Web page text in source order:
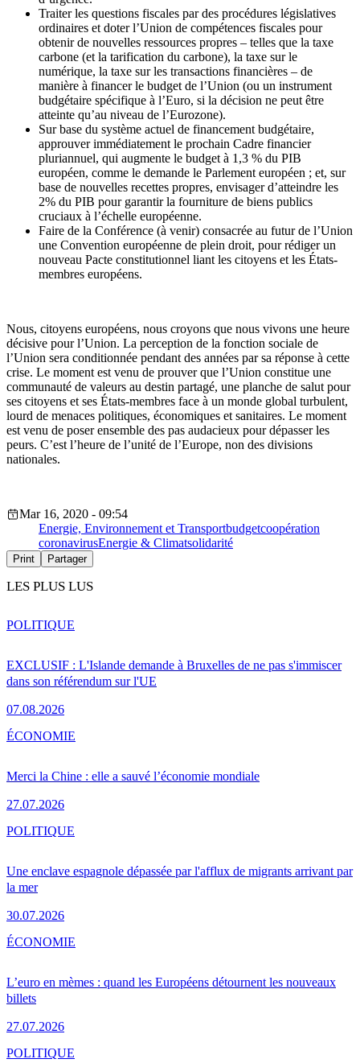
Traiter les questions fiscales par des procédures législatives
ordinaires et doter l’Union de compétences fiscales pour
obtenir de nouvelles ressources propres – telles que la taxe
carbone (et la tarification du carbone), la taxe sur le
numérique, la taxe sur les transactions financières – de
manière à financer le budget de l’Union (ou un instrument
budgétaire spécifique à l’Euro, si la décision ne peut être
atteinte qu’au niveau de l’Eurozone).
Sur base du système actuel de financement budgétaire,
approuver immédiatement le prochain Cadre financier
pluriannuel, qui augmente le budget à 1,3 % du PIB
européen, comme le demande le Parlement européen ; et, sur
base de nouvelles recettes propres, envisager d’atteindre les
2% du PIB pour garantir la fourniture de biens publics
cruciaux à l’échelle européenne.
Faire de la Conférence (à venir) consacrée au futur de l’Union
une Convention européenne de plein droit, pour rédiger un
nouveau Pacte constitutionnel liant les citoyens et les États-
membres européens.
Nous, citoyens européens, nous croyons que nous vivons une heure
décisive pour l’Union. La perception de la fonction sociale de
l’Union sera conditionnée pendant des années par sa réponse à cette
crise. Le moment est venu de prouver que l’Union constitue une
communauté de valeurs au destin partagé, une planche de salut pour
ses citoyens et ses États-membres face à un monde global turbulent,
lourd de menaces politiques, économiques et sanitaires. Le moment
est venu de poser ensemble des pas audacieux pour dépasser les
peurs. C’est l’heure de l’unité de l’Europe, non des divisions
nationales.
Mar 16, 2020 - 09:54
Energie, Environnement et Transportbudgetcoopération
coronavirusEnergie & Climatsolidarité
Print Partager
LES PLUS LUS
EXCLUSIF : L'Islande demande à Bruxelles de ne pas s'immiscer
dans son référendum sur l'UE
07.08.2026
POLITIQUE
Merci la Chine : elle a sauvé l’économie mondiale
27.07.2026
ÉCONOMIE
Une enclave espagnole dépassée par l'afflux de migrants arrivant par
la mer
30.07.2026
POLITIQUE
L’euro en mèmes : quand les Européens détournent les nouveaux
billets
27.07.2026
ÉCONOMIE
POLITIQUE